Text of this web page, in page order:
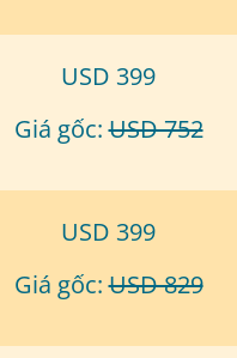
USD 399
Giá gốc:USD 752
USD 399
Giá gốc:USD 829